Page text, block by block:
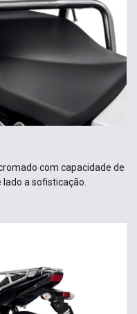
com capacidade de
a sofisticação.